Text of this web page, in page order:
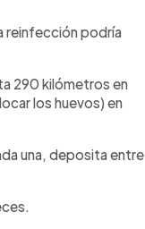
reinfección podría
290 kilómetros en
los huevos) en
una, deposita entre